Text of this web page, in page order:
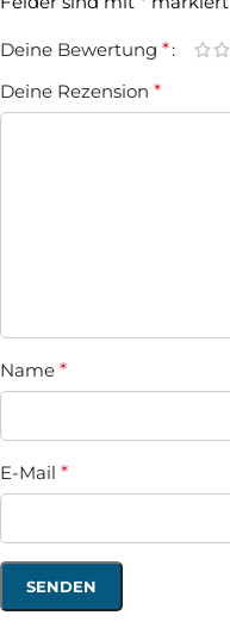
Deine Bewertung *
Deine Rezension *
Name *
E-Mail *